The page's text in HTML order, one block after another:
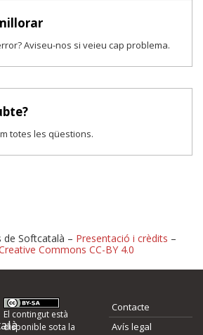
Aviseu-nos si veieu cap problema.
totes les qüestions.
nos millores o
de Softcatalà – Presentació i crèdits –
Commons CC-BY 4.0
El contingut està
disponible sota la
Contacte
Avís legal